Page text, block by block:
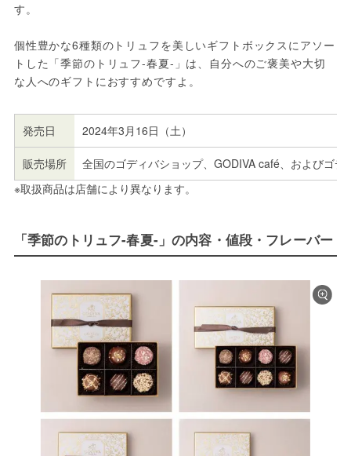
す。
個性豊かな6種類のトリュフを美しいギフトボックスにアソー
トした「季節のトリュフ-春夏-」は、自分へのご褒美や大切
な人へのギフトにおすすめですよ。
発売日 2024年3月16日（土）
販売場所
全国のゴディバショップ、GODIVA café、およびゴ
※取扱商品は店舗により異なります。
「季節のトリュフ-春夏-」の内容・値段・フレーバー